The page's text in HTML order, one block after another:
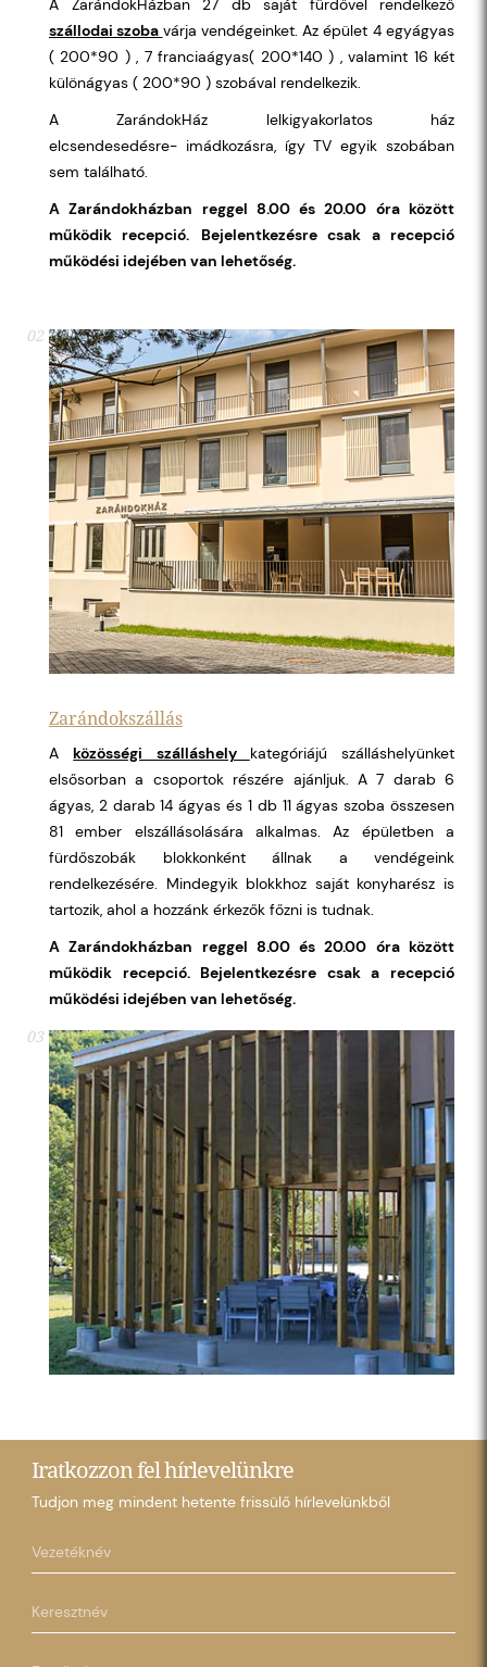
szállodai szoba várja vendégeinket. Az épület 4 egyágyas
( 200*90 ) , 7 franciaágyas( 200*140 ) , valamint 16 két
különágyas ( 200*90 ) szobával rendelkezik.
A ZarándokHáz lelkigyakorlatos ház
elcsendesedésre- imádkozásra, így TV egyik szobában
sem található.
A Zarándokházban reggel 8.00 és 20.00 óra között
működik recepció.
Bejelentkezésre csak a recepció
működési idejében van lehetőség.
02
Zarándokszállás
Aközösségi szálláshely kategóriájú szálláshelyünket
elsősorban a csoportok részére ajánljuk. A 7 darab 6
ágyas, 2 darab 14 ágyas és 1 db 11 ágyas szoba összesen
81 ember elszállásolására alkalmas. Az épületben a
fürdőszobák blokkonként állnak a vendégeink
rendelkezésére. Mindegyik blokkhoz saját konyharész is
tartozik, ahol a hozzánk érkezők főzni is tudnak.
A Zarándokházban reggel 8.00 és 20.00 óra között
működik recepció. Bejelentkezésre csak a recepció
működési idejében van lehetőség.
03
Iratkozzon fel hírlevelünkre
Tudjon meg mindent hetente frissülő hírlevelünkből